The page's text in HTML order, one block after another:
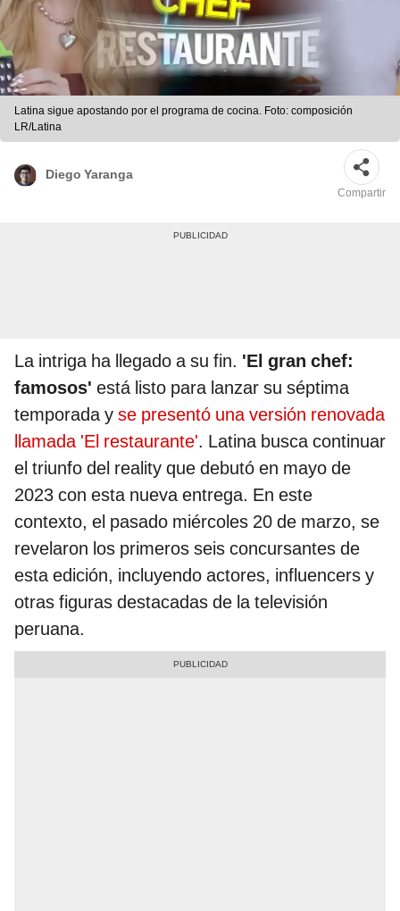
Latina sigue apostando por el programa de cocina. Foto: composición
LR/Latina
Diego Yaranga
Compartir
La intriga ha llegado a su fin. 'El gran chef:
famosos' está listo para lanzar su séptima
temporada y se presentó una versión renovada
llamada 'El restaurante'. Latina busca continuar
el triunfo del reality que debutó en mayo de
2023 con esta nueva entrega. En este
contexto, el pasado miércoles 20 de marzo, se
revelaron los primeros seis concursantes de
esta edición, incluyendo actores, influencers y
otras figuras destacadas de la televisión
peruana.